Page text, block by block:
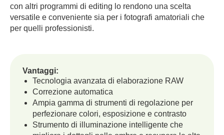
con altri programmi di editing lo rendono una scelta
versatile e conveniente sia per i fotografi amatoriali che
per quelli professionisti.
Vantaggi:
Tecnologia avanzata di elaborazione RAW
Correzione automatica
Ampia gamma di strumenti di regolazione per
perfezionare colori, esposizione e contrasto
Strumento di illuminazione intelligente che